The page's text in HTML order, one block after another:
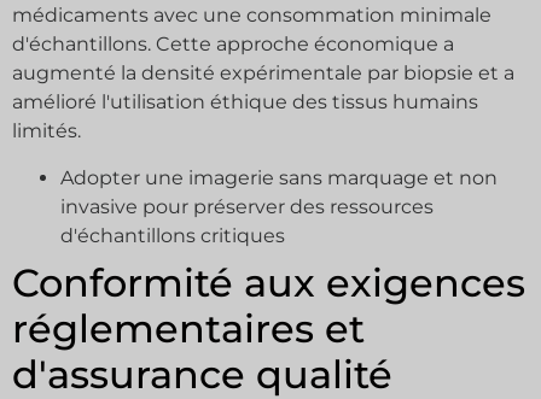
médicaments avec une consommation minimale
d'échantillons. Cette approche économique a
augmenté la densité expérimentale par biopsie et a
amélioré l'utilisation éthique des tissus humains
limités.
Adopter une imagerie sans marquage et non
invasive pour préserver des ressources
d'échantillons critiques
Conformité aux exigences
réglementaires et
d'assurance qualité